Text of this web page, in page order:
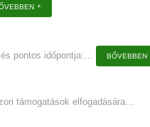
pontos időpontja:… BŐVEBBEN
támogatások elfogadására…